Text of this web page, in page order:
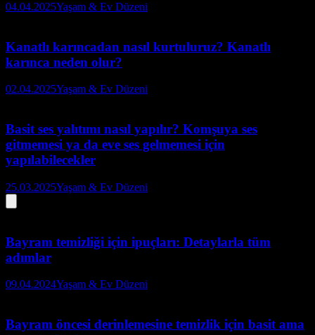
04.04.2025Yaşam & Ev Düzeni
Kanatlı karıncadan nasıl kurtuluruz? Kanatlı
karınca neden olur?
02.04.2025Yaşam & Ev Düzeni
Basit ses yalıtımı nasıl yapılır? Komşuya ses
gitmemesi ya da eve ses gelmemesi için
yapılabilecekler
25.03.2025Yaşam & Ev Düzeni
Bayram temizliği için ipuçları: Detaylarla tüm
adımlar
09.04.2024Yaşam & Ev Düzeni
Bayram öncesi derinlemesine temizlik için basit ama